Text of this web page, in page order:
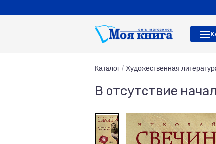
Каталог / Художественная
В отсутствие